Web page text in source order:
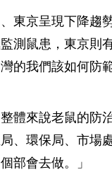
東京呈現下降趨
測鼠患，東京則
的我們該如何防
體來說老鼠的防
、環保局、市場
部會去做。」